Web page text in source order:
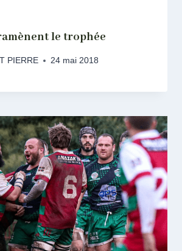
le trophée
PIERRE 24 mai 2018